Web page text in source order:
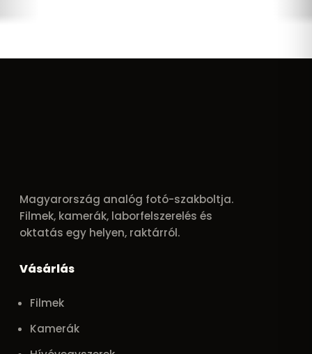
Magyarország analóg fotó-szakboltja.
Filmek, kamerák, laborfelszerelés és
oktatás egy helyen, raktárról.
Vásárlás
Filmek
Kamerák